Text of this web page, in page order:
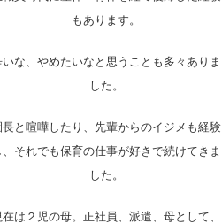
もあります。
いな、やめたいなと思うことも多々ありま
した。
長と喧嘩したり、先輩からのイジメも経験
、それでも保育の仕事が好きで続けてきま
した。
在は２児の母。正社員、派遣、母として、